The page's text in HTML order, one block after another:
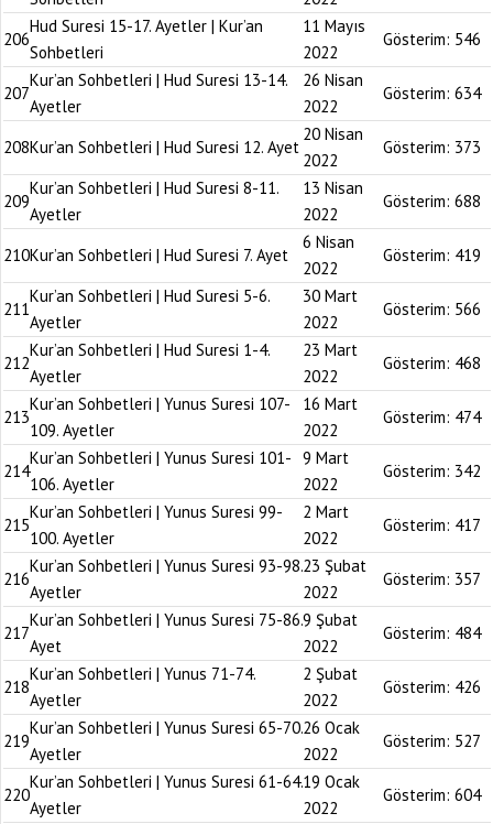
206
Hud Suresi 15-17. Ayetler | Kur’an
Sohbetleri
11 Mayıs
2022
Gösterim: 546
207
Kur’an Sohbetleri | Hud Suresi 13-14.
Ayetler
26 Nisan
2022
Gösterim: 634
208Kur’an Sohbetleri | Hud Suresi 12. Ayet
20 Nisan
2022
Gösterim: 373
209
Kur’an Sohbetleri | Hud Suresi 8-11.
Ayetler
13 Nisan
2022
Gösterim: 688
210Kur’an Sohbetleri | Hud Suresi 7. Ayet
6 Nisan
2022
Gösterim: 419
211
Kur’an Sohbetleri | Hud Suresi 5-6.
Ayetler
30 Mart
2022
Gösterim: 566
212
Kur’an Sohbetleri | Hud Suresi 1-4.
Ayetler
23 Mart
2022
Gösterim: 468
213
Kur’an Sohbetleri | Yunus Suresi 107-
109. Ayetler
16 Mart
2022
Gösterim: 474
214
Kur’an Sohbetleri | Yunus Suresi 101-
106. Ayetler
9 Mart
2022
Gösterim: 342
215
Kur’an Sohbetleri | Yunus Suresi 99-
100. Ayetler
2 Mart
2022
Gösterim: 417
216
Kur’an Sohbetleri | Yunus Suresi 93-98.
Ayetler
23 Şubat
2022
Gösterim: 357
217
Kur’an Sohbetleri | Yunus Suresi 75-86.
Ayet
9 Şubat
2022
Gösterim: 484
218
Kur’an Sohbetleri | Yunus 71-74.
Ayetler
2 Şubat
2022
Gösterim: 426
219
Kur’an Sohbetleri | Yunus Suresi 65-70.
Ayetler
26 Ocak
2022
Gösterim: 527
220
Kur’an Sohbetleri | Yunus Suresi 61-64.
Ayetler
19 Ocak
2022
Gösterim: 604